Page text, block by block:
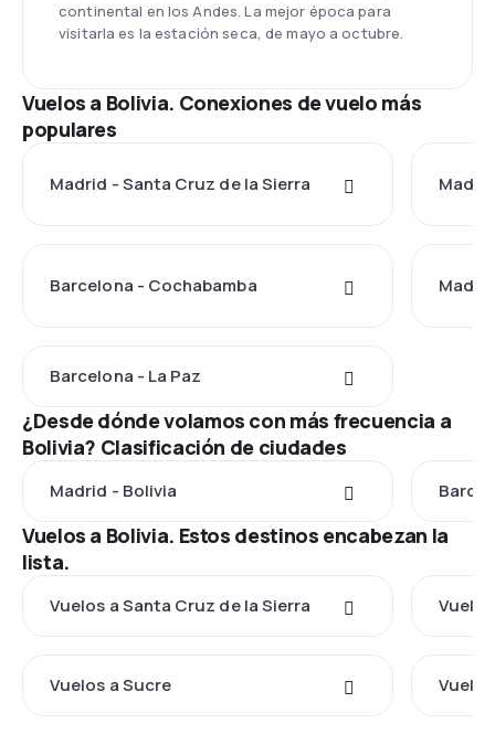
continental en los Andes. La mejor época para
visitarla es la estación seca, de mayo a octubre.
Vuelos a Bolivia. Conexiones de vuelo más
populares
Madrid - Santa Cruz de la Sierra
Barcelona - Cochabamba
Barcelona - La Paz
¿Desde dónde volamos con más frecuencia a
Bolivia? Clasificación de ciudades
Madrid - Bolivia
Vuelos a Bolivia. Estos destinos encabezan la
lista.
Vuelos a Santa Cruz de la Sierra
Vuelos a Sucre